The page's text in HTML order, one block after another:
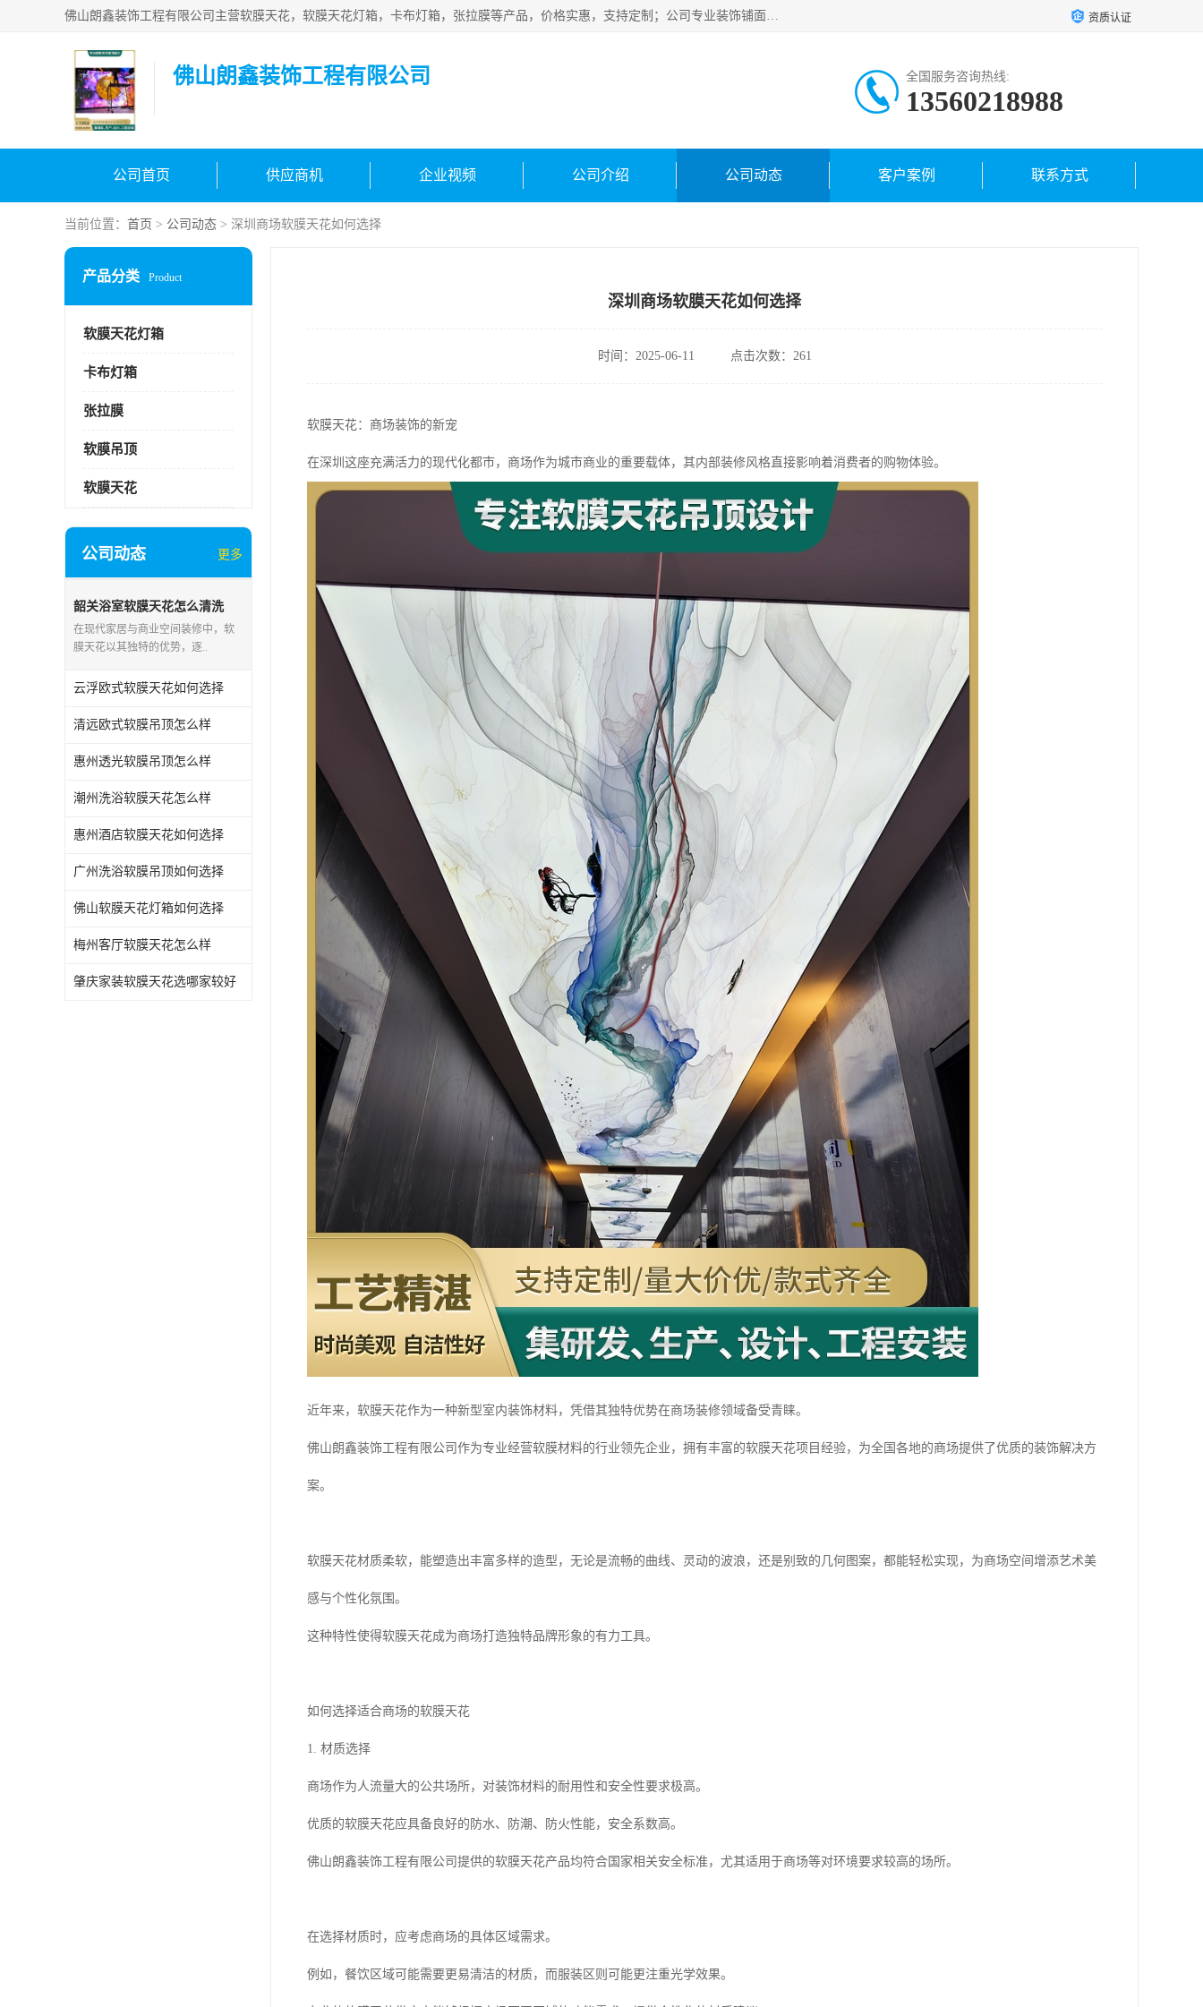
佛山朗鑫装饰工程有限公司主营软膜天花，软膜天花灯箱，卡布灯箱，张拉膜等产品，价格实惠，支持定制；公司专业装饰铺面，家居，会展特装，软膜等工程，技能精良人员，安装快、价格合理，质量保证、热诚与各方有识人士合作，欢迎新老客户来电咨询。 资质认证
佛山朗鑫装饰工程有限公司 全国服务咨询热线:
13560218988
公司首页 供应商机 企业视频 公司介绍 公司动态 客户案例 联系方式
当前位置： 首页 > 公司动态 > 深圳商场软膜天花如何选择
产品分类 Product
软膜天花灯箱
卡布灯箱
张拉膜
软膜吊顶
软膜天花
公司动态 更多
韶关浴室软膜天花怎么清洗
在现代家居与商业空间装修中，软
膜天花以其独特的优势，逐..
云浮欧式软膜天花如何选择
清远欧式软膜吊顶怎么样
惠州透光软膜吊顶怎么样
潮州洗浴软膜天花怎么样
惠州酒店软膜天花如何选择
广州洗浴软膜吊顶如何选择
佛山软膜天花灯箱如何选择
梅州客厅软膜天花怎么样
肇庆家装软膜天花选哪家较好
深圳商场软膜天花如何选择
时间：2025-06-11 点击次数：261
软膜天花：商场装饰的新宠
在深圳这座充满活力的现代化都市，商场作为城市商业的重要载体，其内部装修风格直接影响着消费者的购物体验。
近年来，软膜天花作为一种新型室内装饰材料，凭借其独特优势在商场装修领域备受青睐。
佛山朗鑫装饰工程有限公司作为专业经营软膜材料的行业领先企业，拥有丰富的软膜天花项目经验，为全国各地的商场提供了优质的装饰解决方
案。
软膜天花材质柔软，能塑造出丰富多样的造型，无论是流畅的曲线、灵动的波浪，还是别致的几何图案，都能轻松实现，为商场空间增添艺术美
感与个性化氛围。
这种特性使得软膜天花成为商场打造独特品牌形象的有力工具。
如何选择适合商场的软膜天花
1. 材质选择
商场作为人流量大的公共场所，对装饰材料的耐用性和安全性要求极高。
优质的软膜天花应具备良好的防水、防潮、防火性能，安全系数高。
佛山朗鑫装饰工程有限公司提供的软膜天花产品均符合国家相关安全标准，尤其适用于商场等对环境要求较高的场所。
在选择材质时，应考虑商场的具体区域需求。
例如，餐饮区域可能需要更易清洁的材质，而服装区则可能更注重光学效果。